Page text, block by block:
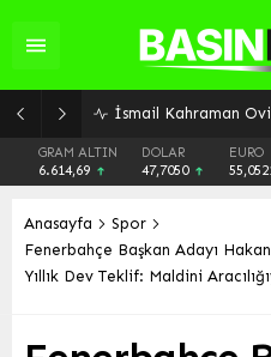
GRAM ALTIN
6.614,69
DOLAR
47,7050
EURO
Anasayfa
Spor
Fenerbahçe Başkan Adayı
Yıllık Dev Teklif: Maldini